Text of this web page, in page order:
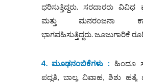
ಧರಿಸುತ್ತಿದ್ದರು. ಸರದಾರರು ವಿವಿಧ
ಮತ್ತು ಮನರಂಜನಾ
ಭಾಗವಹಿಸುತ್ತಿದ್ದರು. ಜೂಜುಗಾರಿಕೆ
4. ಮೂಢನಂಬಿಕೆಗಳು : ಹಿಂದೂ
ಪದ್ಧತಿ, ಬಾಲ್ಯ ವಿವಾಹ, ಶಿಶು ಹತ್ಯೆ